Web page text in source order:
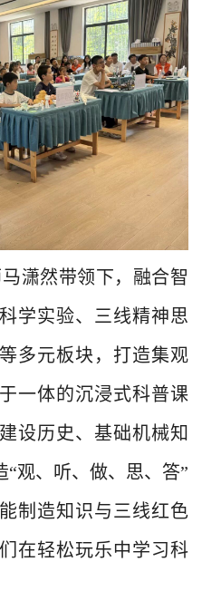
潇然带领下，融合智
学实验、三线精神思
多元板块， 打造集观
一体的沉浸式科普课
设历史、基础机械知
“观、听、做、思、答”
制造知识与三线红色
在轻松玩乐中学习科